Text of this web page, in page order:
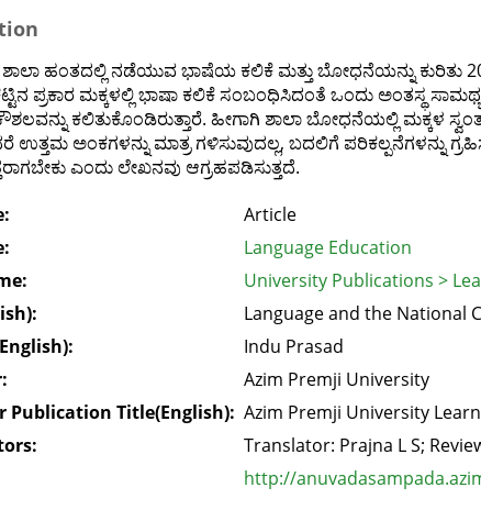
ಹಂತದಲ್ಲಿ ನಡೆಯುವ ಭಾಷೆಯ ಕಲಿಕೆ ಮತ್ತು ಬೋಧನೆಯನ್ನು ಕುರಿತು
ಪ್ರಕಾರ ಮಕ್ಕಳಲ್ಲಿ ಭಾಷಾ ಕಲಿಕೆ ಸಂಬಂಧಿಸಿದಂತೆ ಒಂದು ಅಂತಸ್ಥ
ಕಲಿತುಕೊಂಡಿರುತ್ತಾರೆ. ಹೀಗಾಗಿ ಶಾಲಾ ಬೋಧನೆಯಲ್ಲಿ ಮಕ್ಕಳ
ಅಂಕಗಳನ್ನು ಮಾತ್ರ ಗಳಿಸುವುದಲ್ಲ, ಬದಲಿಗೆ ಪರಿಕಲ್ಪನೆಗಳನ್ನು
ಎಂದು ಲೇಖನವು ಆಗ್ರಹಪಡಿಸುತ್ತದೆ.
Article
Language Education
University Publications >
Language and the National
Indu Prasad
Azim Premji University
Publication Title(English): Azim Premji University
Translator: Prajna L S;
http://